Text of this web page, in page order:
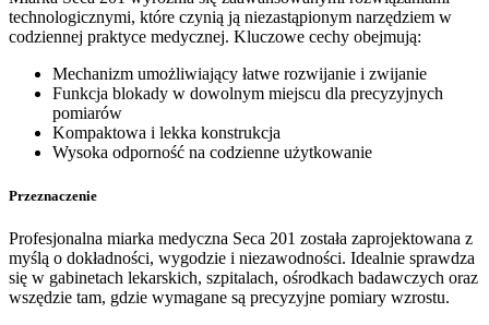
technologicznymi, które czynią ją niezastąpionym narzędziem w
codziennej praktyce medycznej. Kluczowe cechy obejmują:
Mechanizm umożliwiający łatwe rozwijanie i zwijanie
Funkcja blokady w dowolnym miejscu dla precyzyjnych
pomiarów
Kompaktowa i lekka konstrukcja
Wysoka odporność na codzienne użytkowanie
Przeznaczenie
Profesjonalna miarka medyczna Seca 201 została zaprojektowana z
myślą o dokładności, wygodzie i niezawodności. Idealnie sprawdza
się w gabinetach lekarskich, szpitalach, ośrodkach badawczych oraz
wszędzie tam, gdzie wymagane są precyzyjne pomiary wzrostu.